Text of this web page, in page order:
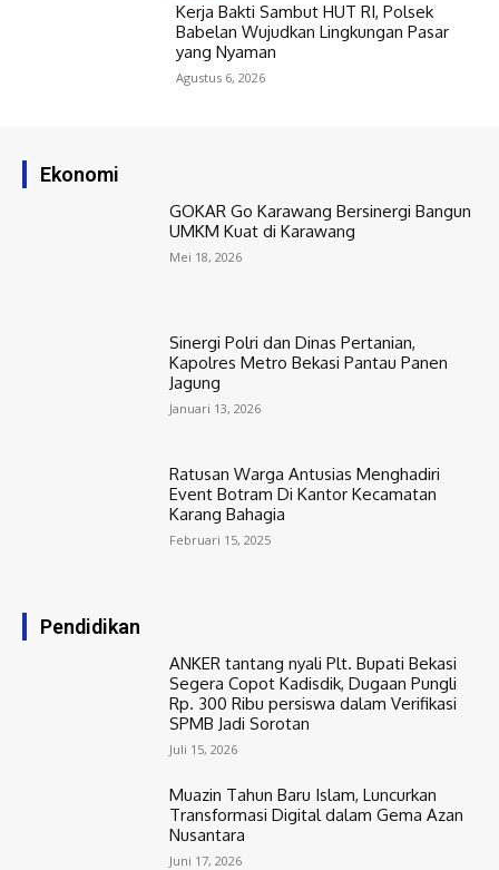
Kerja Bakti Sambut HUT RI, Polsek
Babelan Wujudkan Lingkungan Pasar
yang Nyaman
Agustus 6, 2026
Ekonomi
GOKAR Go Karawang Bersinergi Bangun
UMKM Kuat di Karawang
Mei 18, 2026
Sinergi Polri dan Dinas Pertanian,
Kapolres Metro Bekasi Pantau Panen
Jagung
Januari 13, 2026
Ratusan Warga Antusias Menghadiri
Event Botram Di Kantor Kecamatan
Karang Bahagia
Februari 15, 2025
Pendidikan
ANKER tantang nyali Plt. Bupati Bekasi
Segera Copot Kadisdik, Dugaan Pungli
Rp. 300 Ribu persiswa dalam Verifikasi
SPMB Jadi Sorotan
Juli 15, 2026
Muazin Tahun Baru Islam, Luncurkan
Transformasi Digital dalam Gema Azan
Nusantara
Juni 17, 2026